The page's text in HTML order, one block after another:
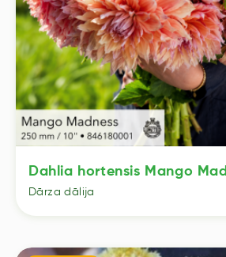
Dahlia hortensis Mango
Dārza dālija